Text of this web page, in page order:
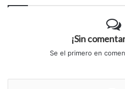
¡Sin
Se el primero en